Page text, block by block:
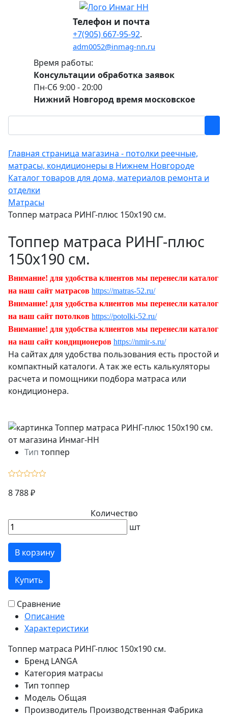
Телефон и почта
+7(905) 667-95-92.
adm0052@inmag-nn.ru
Время работы:
Консультации обработка заявок
Пн-Сб 9:00 - 20:00
Нижний Новгород время московское
Главная страница магазина - потолки реечные,
матрасы, кондиционеры в Нижнем Новгороде
Каталог товаров для дома, материалов ремонта и
отделки
Матрасы
Топпер матраса РИНГ-плюс 150х190 см.
Топпер матраса РИНГ-плюс
150х190 см.
Внимание! для удобства клиентов мы перенесли каталог
на наш сайт матрасов https://matras-52.ru/
Внимание! для удобства клиентов мы перенесли каталог
на наш сайт потолков https://potolki-52.ru/
Внимание! для удобства клиентов мы перенесли каталог
на наш сайт кондиционеров https://nmir-s.ru/
На сайтах для удобства пользования есть простой и
компактный каталоги. А так же есть калькуляторы
расчета и помощники подбора матраса или
кондиционера.
Тип топпер
8 788 ₽
Количество
шт
В корзину
Купить
Сравнение
Описание
Характеристики
Топпер матраса РИНГ-плюс 150х190 см.
Бренд LANGA
Категория матрасы
Тип топпер
Модель Общая
Производитель Производственная Фабрика